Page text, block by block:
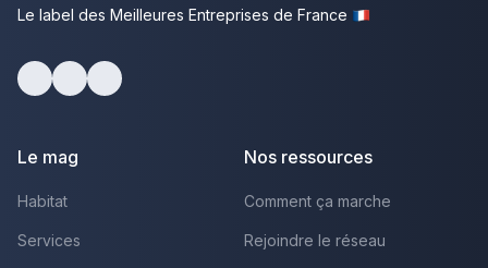
Le label des Meilleures Entreprises de France
Le mag
Habitat
Services
Nos ressources
Comment ça marche
Rejoindre le réseau